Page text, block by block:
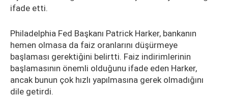
ifade etti.
Philadelphia Fed Başkanı Patrick Harker, bankanın
hemen olmasa da faiz oranlarını düşürmeye
başlaması gerektiğini belirtti. Faiz indirimlerinin
başlamasının önemli olduğunu ifade eden Harker,
ancak bunun çok hızlı yapılmasına gerek olmadığını
dile getirdi.